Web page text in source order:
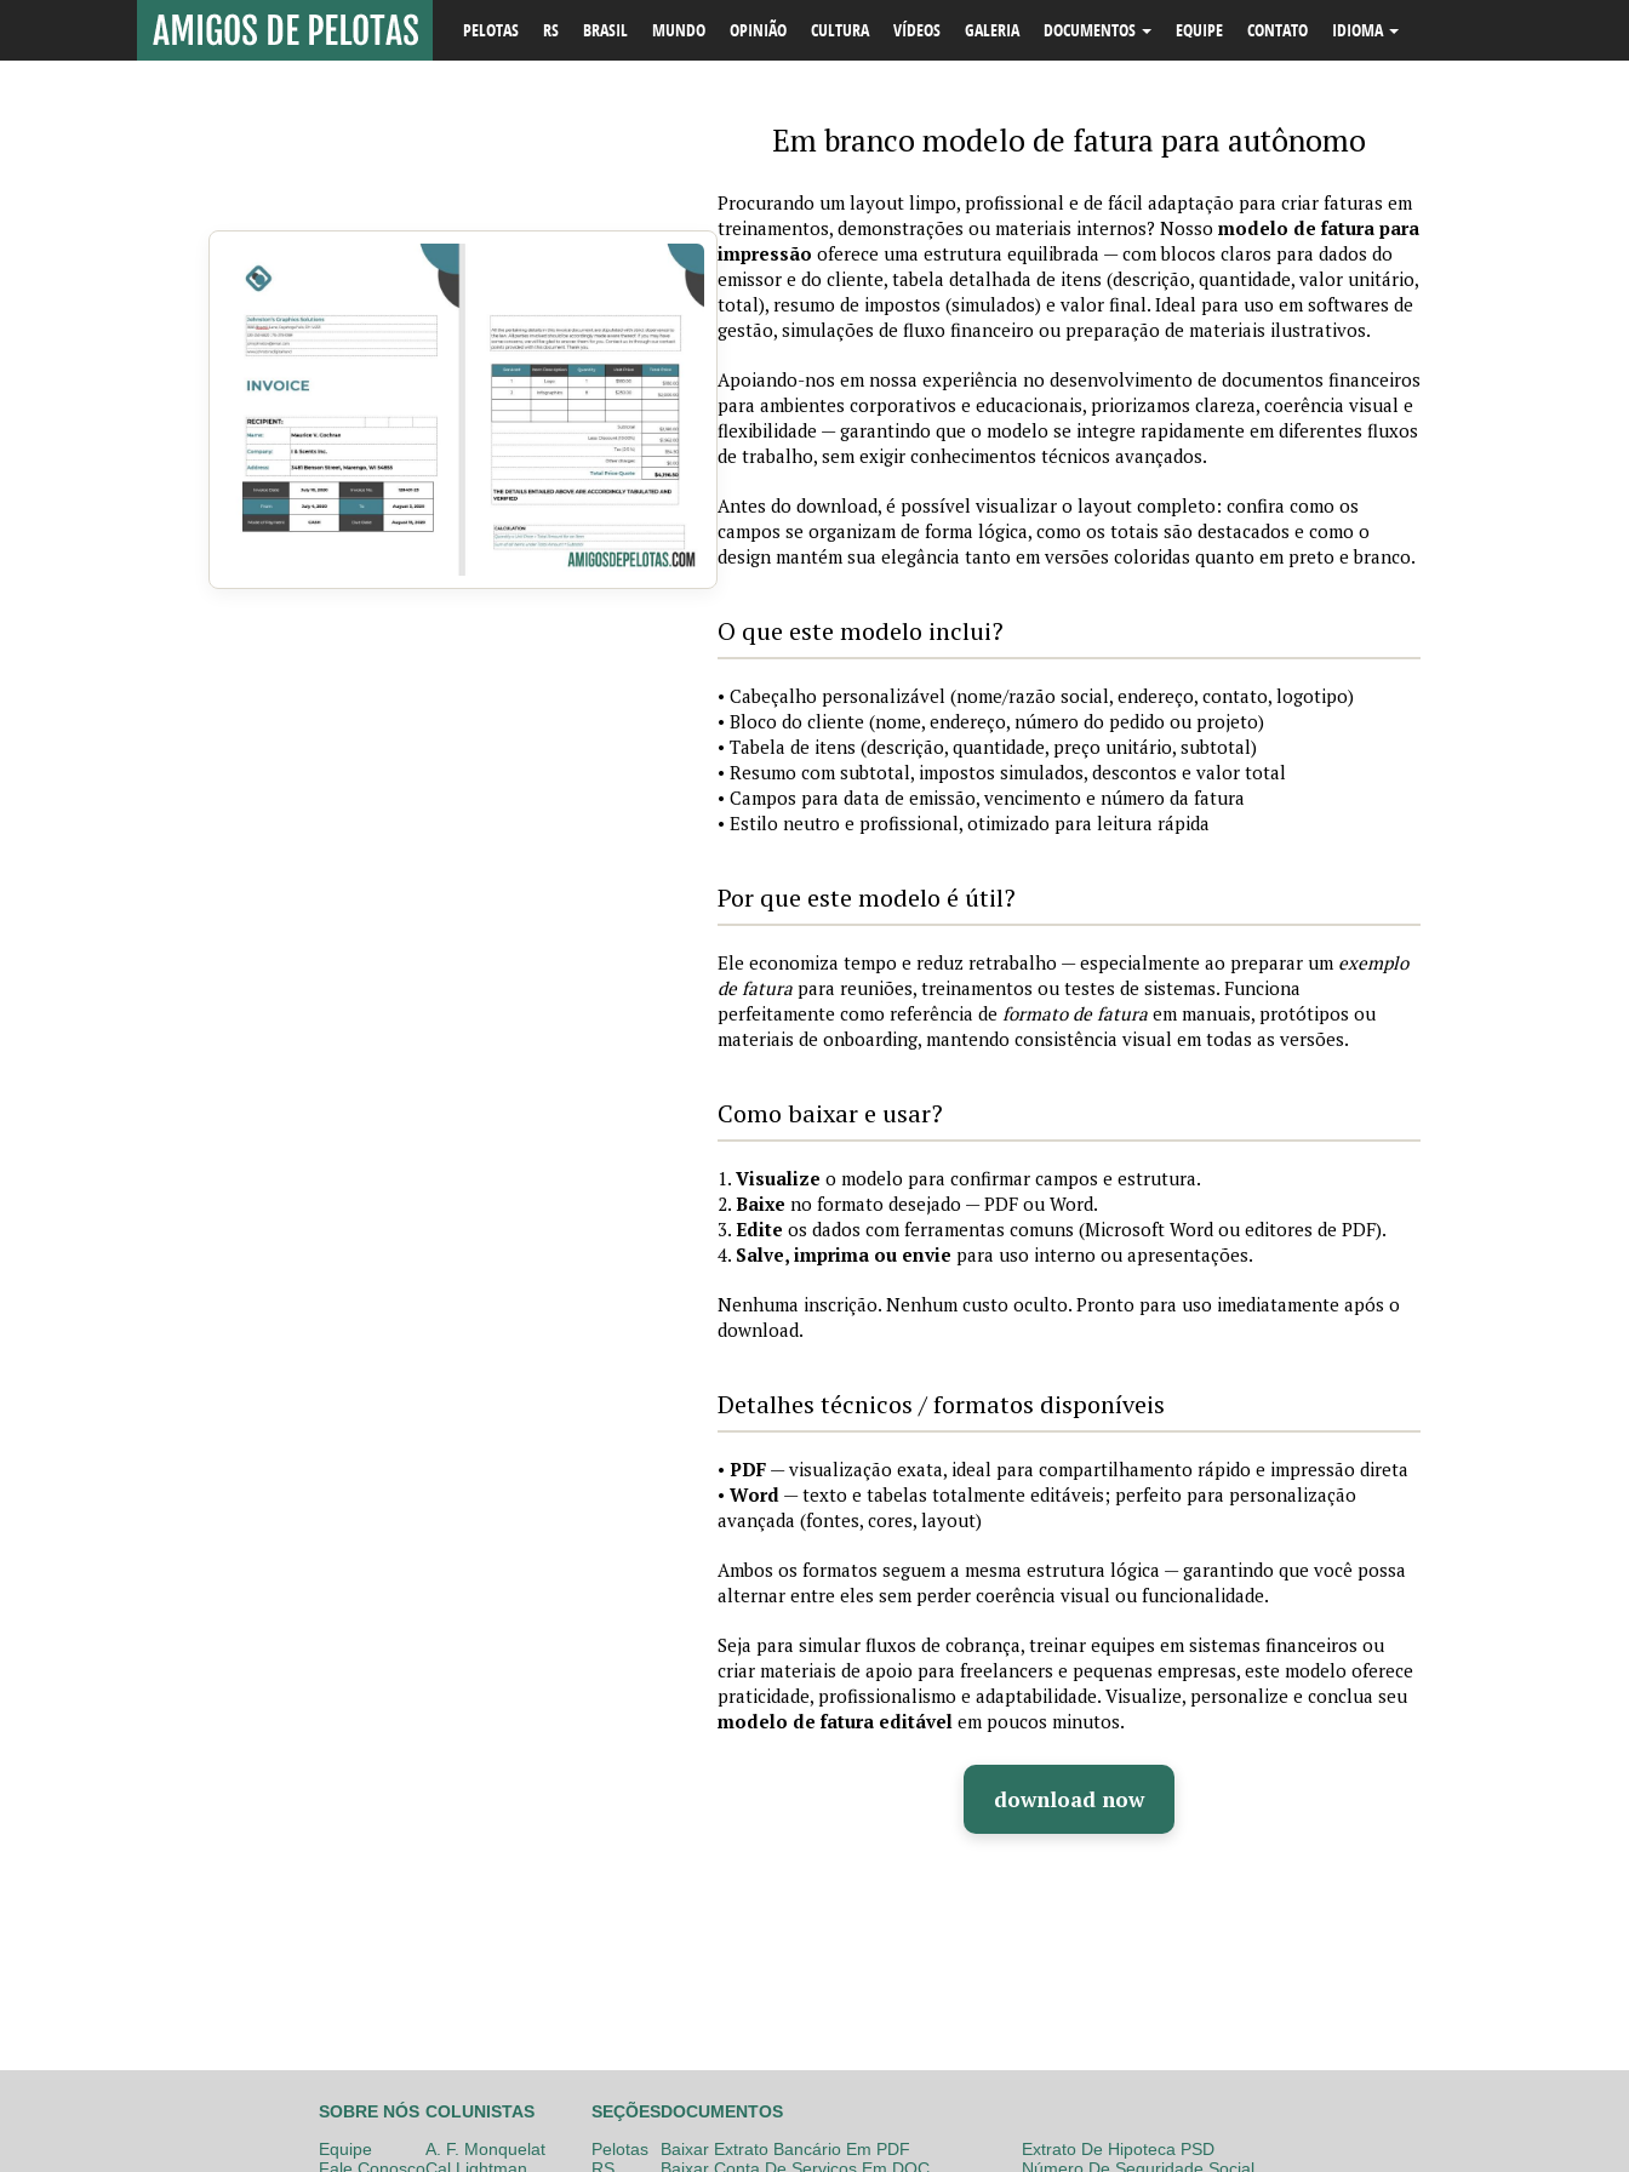
PELOTAS RS BRASIL MUNDO OPINIÃO CULTURA VÍDEOS GALERIA DOCUMENTOS EQUIPE CONTATO IDIOMA
Em branco modelo de fatura para autônomo
Procurando um layout limpo, profissional e de fácil adaptação para criar faturas em
treinamentos, demonstrações ou materiais internos? Nosso modelo de fatura para
impressão oferece uma estrutura equilibrada — com blocos claros para dados do
emissor e do cliente, tabela detalhada de itens (descrição, quantidade, valor unitário,
total), resumo de impostos (simulados) e valor final. Ideal para uso em softwares de
gestão, simulações de fluxo financeiro ou preparação de materiais ilustrativos.
Apoiando-nos em nossa experiência no desenvolvimento de documentos financeiros
para ambientes corporativos e educacionais, priorizamos clareza, coerência visual e
flexibilidade — garantindo que o modelo se integre rapidamente em diferentes fluxos
de trabalho, sem exigir conhecimentos técnicos avançados.
Antes do download, é possível visualizar o layout completo: confira como os
campos se organizam de forma lógica, como os totais são destacados e como o
design mantém sua elegância tanto em versões coloridas quanto em preto e branco.
O que este modelo inclui?
• Cabeçalho personalizável (nome/razão social, endereço, contato, logotipo)
• Bloco do cliente (nome, endereço, número do pedido ou projeto)
• Tabela de itens (descrição, quantidade, preço unitário, subtotal)
• Resumo com subtotal, impostos simulados, descontos e valor total
• Campos para data de emissão, vencimento e número da fatura
• Estilo neutro e profissional, otimizado para leitura rápida
Por que este modelo é útil?
Ele economiza tempo e reduz retrabalho — especialmente ao preparar um exemplo
de fatura para reuniões, treinamentos ou testes de sistemas. Funciona
perfeitamente como referência de formato de fatura em manuais, protótipos ou
materiais de onboarding, mantendo consistência visual em todas as versões.
Como baixar e usar?
1. Visualize o modelo para confirmar campos e estrutura.
2. Baixe no formato desejado — PDF ou Word.
3. Edite os dados com ferramentas comuns (Microsoft Word ou editores de PDF).
4. Salve, imprima ou envie para uso interno ou apresentações.
Nenhuma inscrição. Nenhum custo oculto. Pronto para uso imediatamente após o
download.
Detalhes técnicos / formatos disponíveis
• PDF — visualização exata, ideal para compartilhamento rápido e impressão direta
• Word — texto e tabelas totalmente editáveis; perfeito para personalização
avançada (fontes, cores, layout)
Ambos os formatos seguem a mesma estrutura lógica — garantindo que você possa
alternar entre eles sem perder coerência visual ou funcionalidade.
Seja para simular fluxos de cobrança, treinar equipes em sistemas financeiros ou
criar materiais de apoio para freelancers e pequenas empresas, este modelo oferece
praticidade, profissionalismo e adaptabilidade. Visualize, personalize e conclua seu
modelo de fatura editável em poucos minutos.
download now
SOBRE NÓS
Equipe
COLUNISTAS
A. F. Monquelat
SEÇÕES
Pelotas
DOCUMENTOS
Baixar Extrato Bancário Em PDF
Extrato De Hipoteca PSD